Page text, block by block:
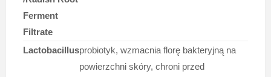
Ferment
Filtrate
Lactobacillusprobiotyk, wzmacnia florę bakteryjną na
powierzchni skóry, chroni przed